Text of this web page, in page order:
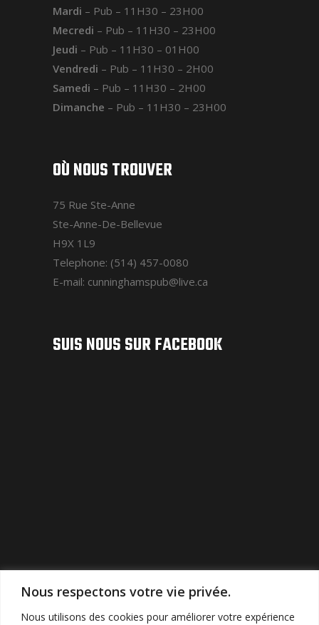
Nous respectons votre vie privée.
Nous utilisons des cookies pour améliorer votre expérience
Mardi – Pub – 11H30 – 23H00
Mecredi – Pub – 11H30 – 23H00
Jeudi – Pub – 11H30 – 01H00
Vendredi – Pub – 11H30 – 2H00
Samedi – Pub – 11H30 – 2H00
Dimanche – Pub – 11H30 – 23H00
OÙ NOUS TROUVER
75 Rue Ste-Anne
Ste-Anne-De-Bellevue
H9X 1L9
Telephone: (514) 457-0080
E-mail: cunninghamspub@live.ca
SUIS NOUS SUR FACEBOOK